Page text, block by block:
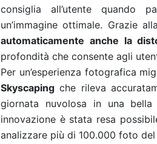
consiglia all’utente quando
un’immagine ottimale. Grazie
automaticamente anche la
profondità che consente agli
Per un’esperienza fotografica
Skyscaping che rileva
giornata nuvolosa in una
innovazione è stata resa
analizzare più di 100.000 foto del